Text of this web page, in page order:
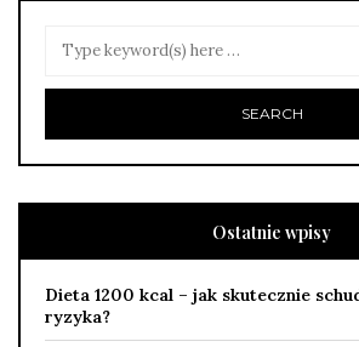
Ostatnie wpisy
Dieta 1200 kcal – jak skutecznie
ryzyka?